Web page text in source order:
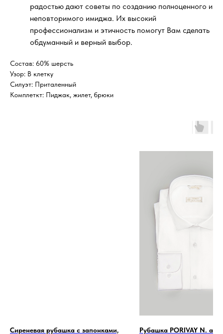
радостью дают советы по созданию полноценного и
неповторимого имиджа. Их высокий
профессионализм и этичность помогут Вам сделать
обдуманный и верный выбор.
Состав: 60% шерсть
Узор: В клетку
Силуэт: Приталенный
Комплеткт: Пиджак, жилет, брюки
Сиреневая рубашка с запонками, Рубашка PORIVAY N.